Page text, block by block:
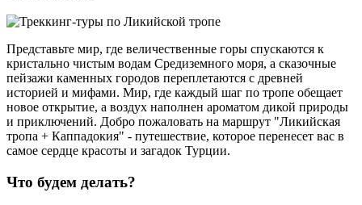
Представьте мир, где величественные горы спускаются к
кристально чистым водам Средиземного моря, а сказочные
пейзажи каменных городов переплетаются с древней
историей и мифами. Мир, где каждый шаг по тропе обещает
новое открытие, а воздух наполнен ароматом дикой природы
и приключений. Добро пожаловать на маршрут "Ликийская
тропа + Каппадокия" - путешествие, которое перенесет вас в
самое сердце красоты и загадок Турции.
Что будем делать?